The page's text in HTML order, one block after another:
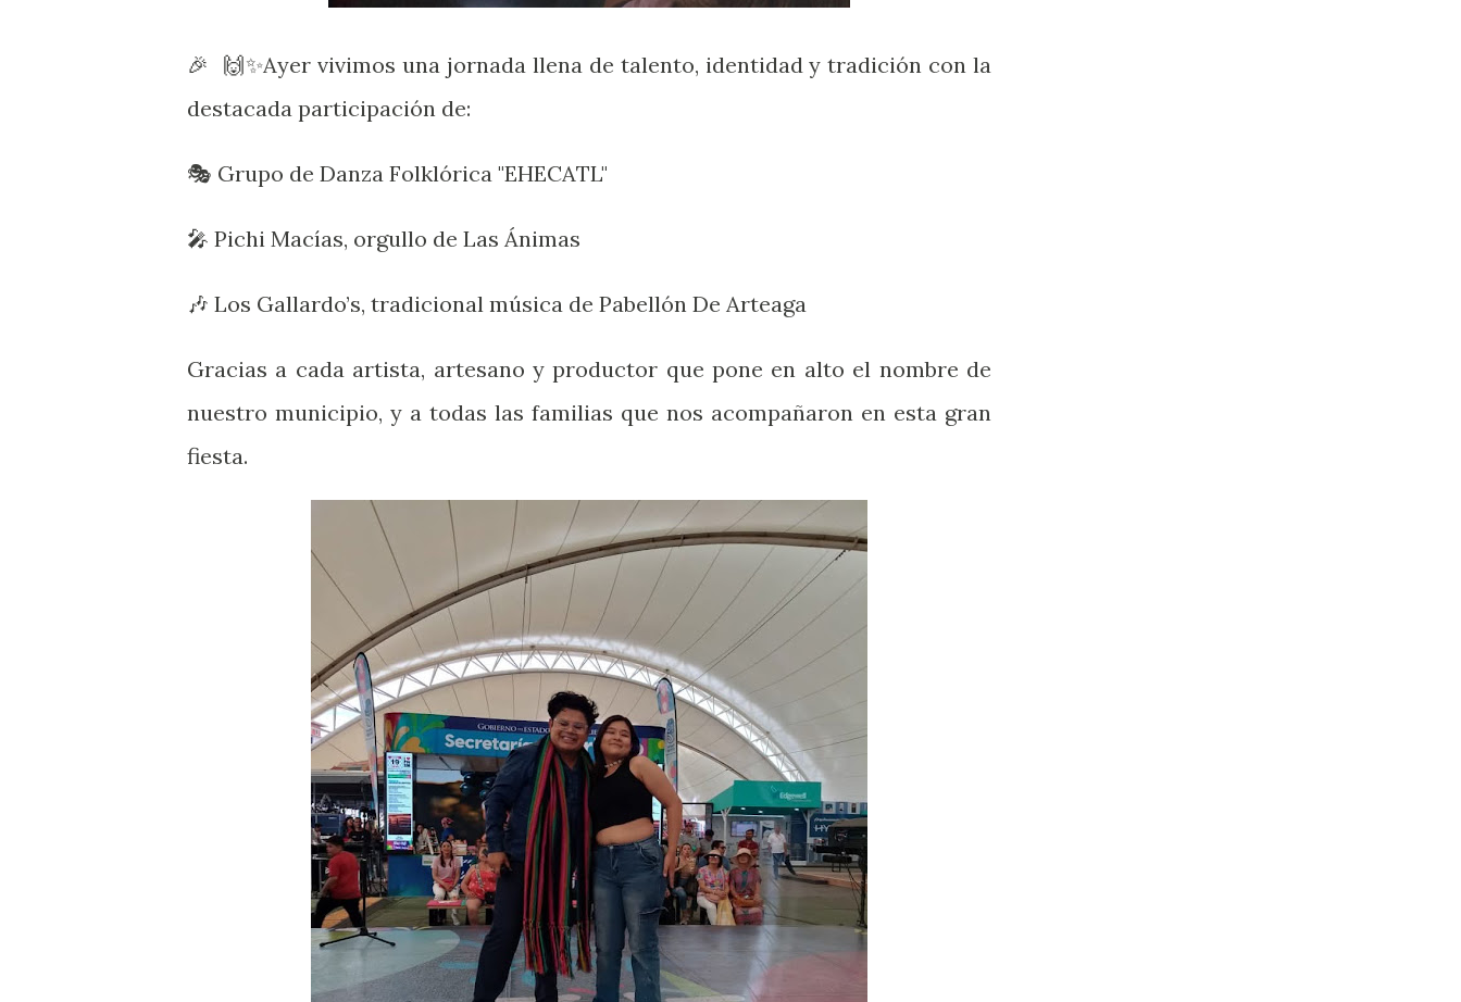
🎉 🙌✨Ayer vivimos una jornada llena de talento, identidad y tradición con la
destacada participación de:
🎭 Grupo de Danza Folklórica "EHECATL"
🎤 Pichi Macías, orgullo de Las Ánimas
🎶 Los Gallardo’s, tradicional música de Pabellón De Arteaga
Gracias a cada artista, artesano y productor que pone en alto el nombre de
nuestro municipio, y a todas las familias que nos acompañaron en esta gran
fiesta.